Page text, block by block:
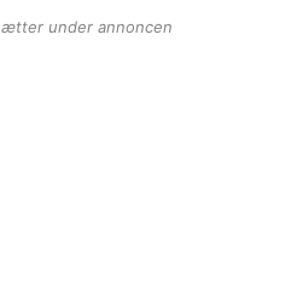
under annoncen